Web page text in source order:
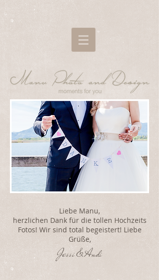
Liebe Manu,
herzlichen Dank für die tollen Hochzeits
Fotos! Wir sind total begeistert! Liebe
Grüße,
Jessi & Andi